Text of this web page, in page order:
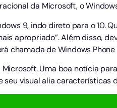
da Microsoft, o
9, indo direto para o 10.
apropriado”. Além disso,
chamada de Windows Phone
Uma boa notícia
visual alia características